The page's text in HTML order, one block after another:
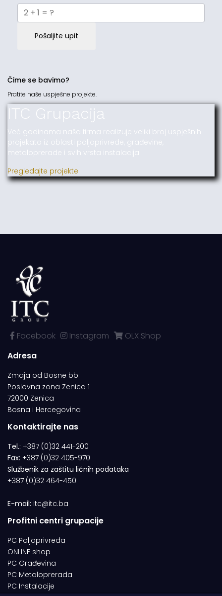
Pošaljite upit
Čime se bavimo?
Pratite naše uspješne projekte.
ITC Grupacija
Već godinama naša firma realizuje veliki broj uspješnih
projekata iz oblasti poljoprivrede, građevine,
metaloprerade i svih vrsta instalacija.
Pregledajte projekte
Facebook Instagram
OLX Shop
Adresa
Zmaja od Bosne bb
Poslovna zona Zenica 1
72000 Zenica
Bosna i Hercegovina
Kontaktirajte nas
Tel.: +387 (0)32 441-200
Fax: +387 (0)32 405-970
Službenik za zaštitu ličnih podataka
+387 (0)32 464-450
E-mail: itc@itc.ba
Profitni centri grupacije
PC Poljoprivreda
ONLINE shop
PC Građevina
PC Metaloprerada
PC Instalacije